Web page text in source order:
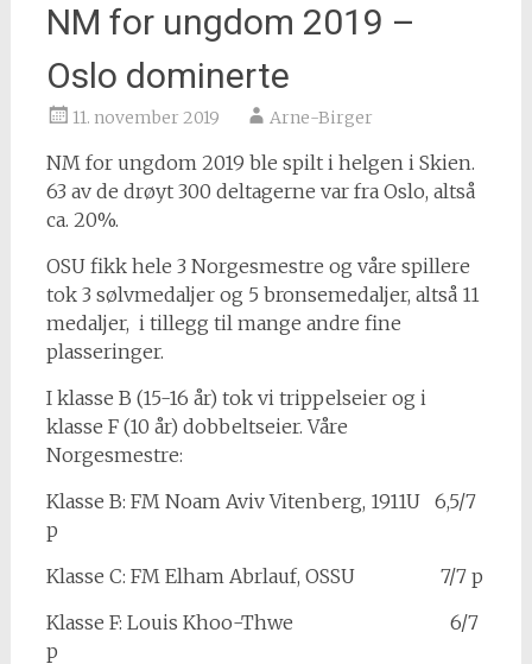
NM for ungdom 2019 –
Oslo dominerte
11. november 2019 Arne-Birger
NM for ungdom 2019 ble spilt i helgen i Skien.
63 av de drøyt 300 deltagerne var fra Oslo, altså
ca. 20%.
OSU fikk hele 3 Norgesmestre og våre spillere
tok 3 sølvmedaljer og 5 bronsemedaljer, altså 11
medaljer, i tillegg til mange andre fine
plasseringer.
I klasse B (15-16 år) tok vi trippelseier og i
klasse F (10 år) dobbeltseier. Våre
Norgesmestre:
Klasse B: FM Noam Aviv Vitenberg, 1911U 6,5/7
p
Klasse C: FM Elham Abrlauf, OSSU 7/7 p
Klasse F: Louis Khoo-Thwe 6/7
p